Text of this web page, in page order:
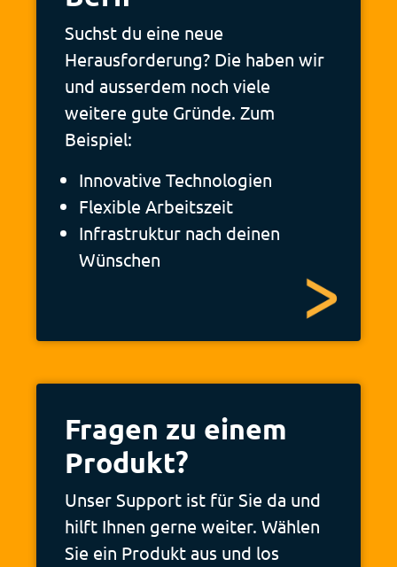
Suchst du eine neue
Herausforderung? Die haben wir
und ausserdem noch viele
weitere gute Gründe. Zum
Beispiel:
Innovative Technologien
Flexible Arbeitszeit
Infrastruktur nach deinen
Wünschen
Fragen zu einem
Produkt?
Unser Support ist für Sie da und
hilft Ihnen gerne weiter. Wählen
Sie ein Produkt aus und los